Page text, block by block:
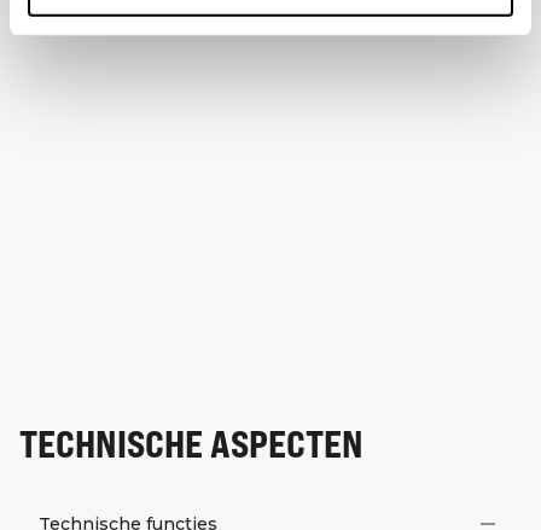
TECHNISCHE ASPECTEN
Technische functies